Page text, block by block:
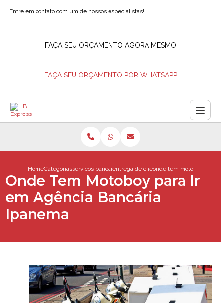
Entre em contato com um de nossos especialistas!
FAÇA SEU ORÇAMENTO AGORA MESMO
FAÇA SEU ORÇAMENTO POR WHATSAPP
HomeCategoriasservicos bancariosentrega de cheques barra da tijuca
onde tem motoboy para
Onde Tem Motoboy para Ir
em Agência Bancária
Ipanema